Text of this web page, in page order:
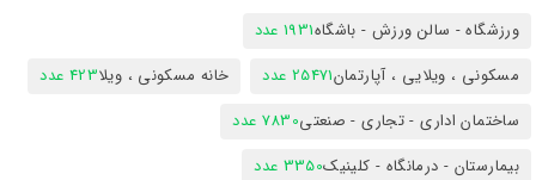
ورزشگاه - سالن ورزش - باشگاه1931 عدد
مسکونی ، ویلایی ، آپارتمان25471 عدد خانه مسکونی ، ویلا423 عدد
ساختمان اداری - تجاری - صنعتی7830 عدد
بیمارستان - درمانگاه - کلینیک3350 عدد